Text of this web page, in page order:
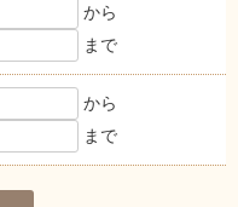
から
まで
から
まで